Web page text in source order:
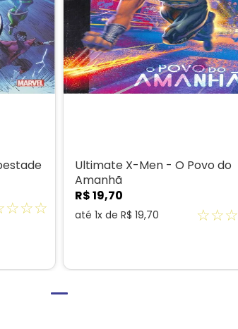
☆☆☆
Ultimate X-Men - O Povo do
Amanhã
R$19,70
até 1x de R$ 19,70 ☆☆☆